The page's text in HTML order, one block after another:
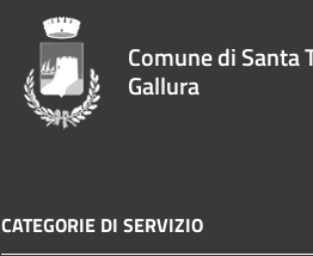
Comune di Santa
Gallura
CATEGORIE DI SERVIZIO